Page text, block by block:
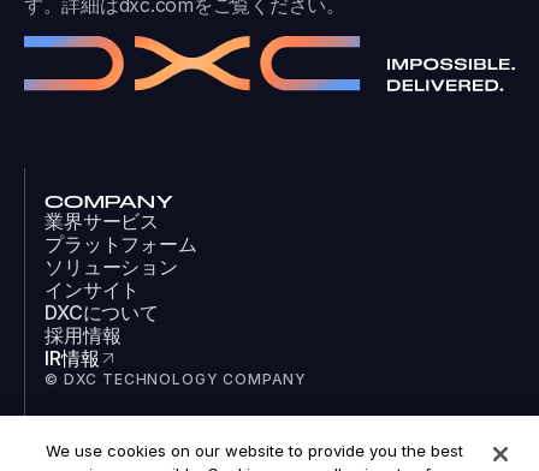
す。詳細はdxc.comをご覧ください。
COMPANY
業界サービス
プラットフォーム
ソリューション
インサイト
DXCについて
採用情報
IR情報
© DXC TECHNOLOGY COMPANY
SOCIAL
We use cookies on our website to provide you the best